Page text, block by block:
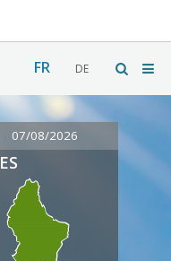
FR DE
07/08/2026